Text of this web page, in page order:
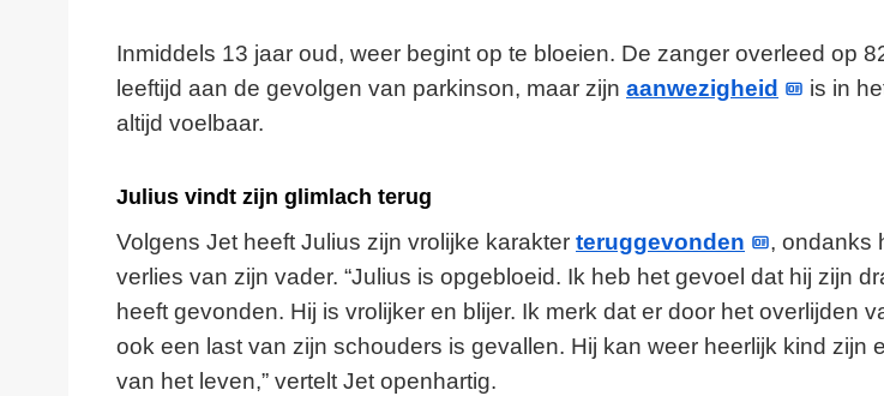
Inmiddels 13 jaar oud, weer begint op te bloeien. De zanger overleed op
leeftijd aan de gevolgen van parkinson, maar zijn aanwezigheid
is in
altijd voelbaar.
Julius vindt zijn glimlach terug
Volgens Jet heeft Julius zijn vrolijke karakter teruggevonden
, ondanks
verlies van zijn vader. “Julius is opgebloeid. Ik heb het gevoel dat hij zijn
heeft gevonden. Hij is vrolijker en blijer. Ik merk dat er door het overlijden
ook een last van zijn schouders is gevallen. Hij kan weer heerlijk kind zijn
van het leven,” vertelt Jet openhartig.